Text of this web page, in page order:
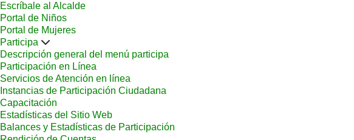
Escríbale al Alcalde
Portal de Niños
Portal de Mujeres
Participa
Descripción general del menú participa
Participación en Línea
Servicios de Atención en línea
Instancias de Participación Ciudadana
Capacitación
Estadísticas del Sitio Web
Balances y Estadísticas de Participación